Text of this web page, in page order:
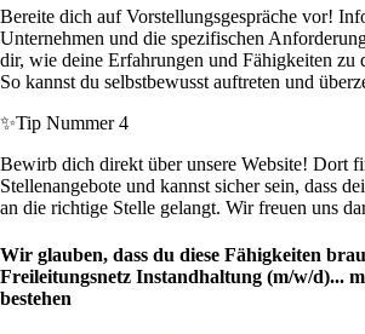
Bereite dich auf Vorstellungsgespräche vor!
Unternehmen und die spezifischen
dir, wie deine Erfahrungen und Fähigkeiten zu
So kannst du selbstbewusst auftreten und
✨Tip Nummer 4
Bewirb dich direkt über unsere Website! Dort
Stellenangebote und kannst sicher sein, dass
an die richtige Stelle gelangt. Wir freuen uns
Wir glauben, dass du diese Fähigkeiten
Freileitungsnetz Instandhaltung (m/w/d)...
bestehen